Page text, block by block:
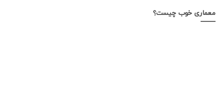
معماری خوب چیست؟